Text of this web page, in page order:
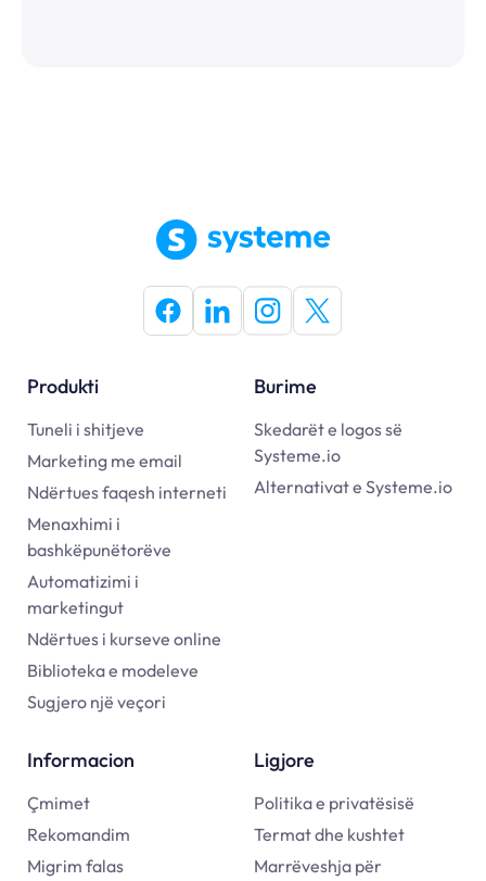
Produkti
Tuneli i shitjeve
Marketing me email
Ndërtues faqesh interneti
Menaxhimi i
bashkëpunëtorëve
Automatizimi i
marketingut
Ndërtues i kurseve online
Biblioteka e modeleve
Sugjero një veçori
Burime
Skedarët e logos së
Systeme.io
Alternativat e Systeme.io
Informacion
Çmimet
Rekomandim
Migrim falas
Ligjore
Politika e privatësisë
Termat dhe kushtet
Marrëveshja për